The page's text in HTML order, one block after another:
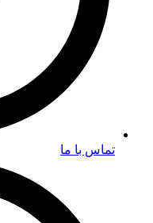
تماس با ما